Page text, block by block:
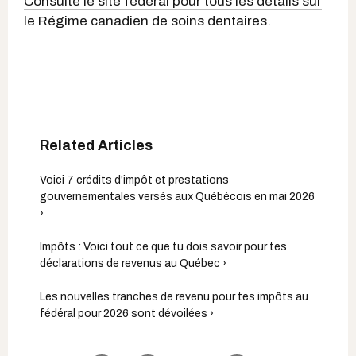
le Régime canadien de soins dentaires.
Voici 7 crédits d'impôt et prestations
gouvernementales versés aux Québécois en mai 2026
›
Impôts : Voici tout ce que tu dois savoir pour tes
déclarations de revenus au Québec ›
Les nouvelles tranches de revenu pour tes impôts au
fédéral pour 2026 sont dévoilées ›